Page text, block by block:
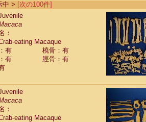
中 > [次の100件]
：
eating Macaque
有
橈骨：有
有
脛骨：有
：
eating Macaque